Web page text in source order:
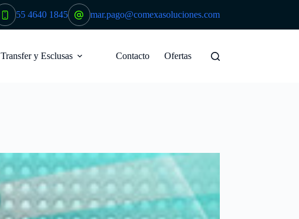
55 4640 1845 mar.pago@comexasoluciones.com
Transfer y Esclusas Contacto Ofertas